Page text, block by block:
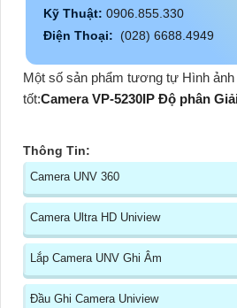
Kỹ Thuật: 0906.855.330
Điện Thoại: (028) 6688.4949
Một số sản phẩm tương tự Hình
tốt:Camera VP-5230IP Độ phân
Thông Tin:
Camera UNV 360
Camera Ultra HD Uniview
Lắp Camera UNV Ghi Âm
Đầu Ghi Camera Uniview